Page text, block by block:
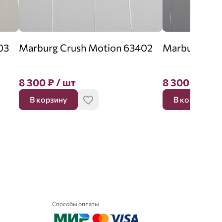
Marburg Crush Motion 63402
8 300₽/ шт
В корзину
Marburg
8 300
В корзину
Способы оплаты